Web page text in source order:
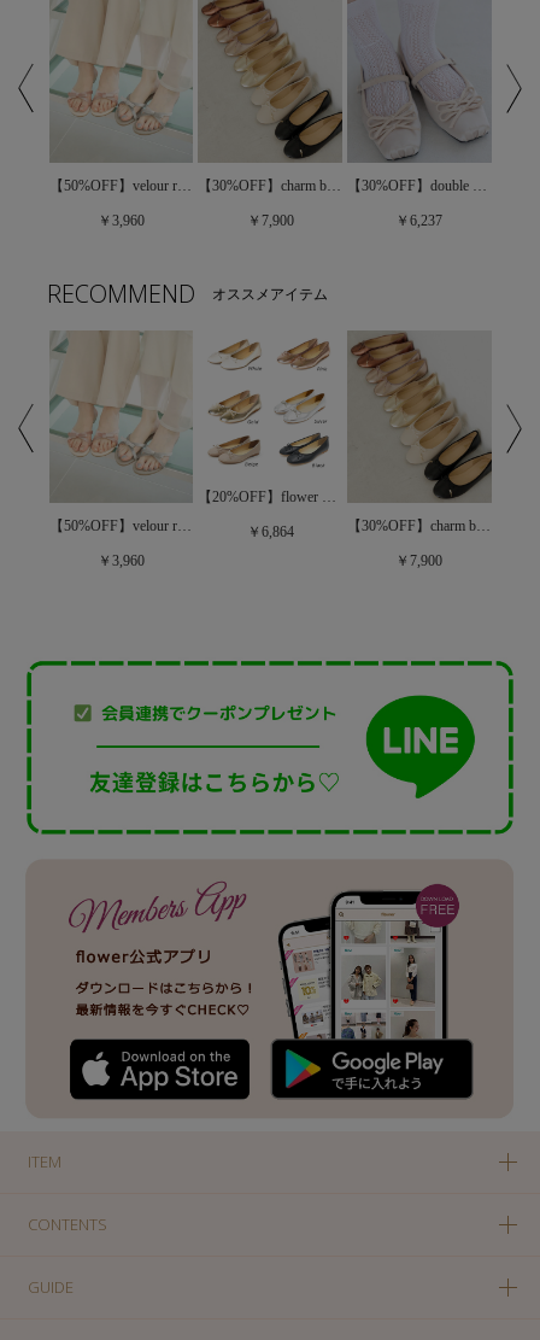
【50%OFF】velour ribbon sandal～ﾍﾞﾛｱﾘﾎﾞﾝｻﾝﾀﾞﾙ
￥3,960
【30%OFF】charm ballet shoes～ﾁｬｰﾑﾊﾞﾚｴｼｭｰｽﾞ
￥7,900
【30%OFF】double ribbon ballet～ﾀﾞﾌﾞﾙﾘﾎﾞﾝﾊﾞﾚｴ
￥6,237
RECOMMEND オススメアイテム
【50%OFF】velour ribbon sandal～ﾍﾞﾛｱﾘﾎﾞﾝｻﾝﾀﾞﾙ
￥3,960
【20%OFF】flower color ballet ～ﾌﾗﾜｰｶﾗｰﾊﾞﾚｰ
￥6,864 【30%OFF】charm ballet shoes～ﾁｬｰﾑﾊﾞﾚｴｼｭｰｽﾞ
￥7,900
ITEM
CONTENTS
GUIDE